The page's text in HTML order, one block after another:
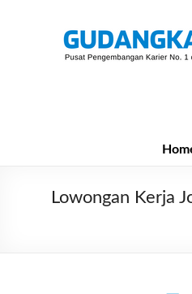
Lowongan Kerja